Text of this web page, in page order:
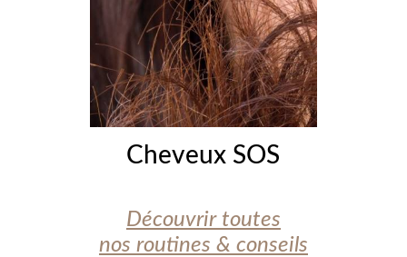
Cheveux SOS
Découvrir toutes
nos routines & conseils